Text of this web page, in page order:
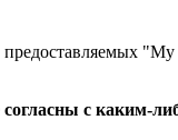
с каким-